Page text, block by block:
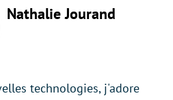
Nathalie Jourand
technologies, j'adore